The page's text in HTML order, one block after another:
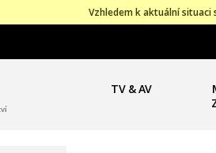
Vzhledem k aktuální
TV & AV